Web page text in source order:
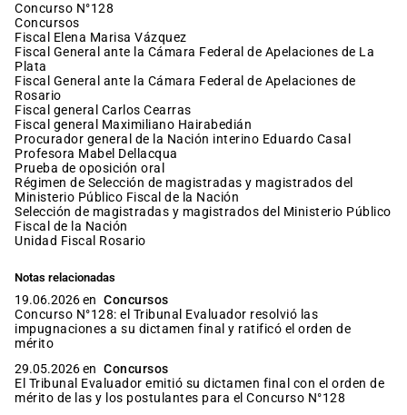
Concurso N°128
concursos
fiscal Elena Marisa Vázquez
Fiscal General ante la Cámara Federal de Apelaciones de La
Plata
Fiscal General ante la Cámara Federal de Apelaciones de
Rosario
fiscal general Carlos Cearras
fiscal general Maximiliano Hairabedián
procurador general de la Nación interino Eduardo Casal
profesora Mabel Dellacqua
prueba de oposición oral
Régimen de Selección de magistradas y magistrados del
Ministerio Público Fiscal de la Nación
Selección de magistradas y magistrados del Ministerio Público
Fiscal de la Nación
Unidad Fiscal Rosario
Notas relacionadas
19.06.2026 en Concursos
Concurso N°128: el Tribunal Evaluador resolvió las
impugnaciones a su dictamen final y ratificó el orden de
mérito
29.05.2026 en Concursos
El Tribunal Evaluador emitió su dictamen final con el orden de
mérito de las y los postulantes para el Concurso N°128